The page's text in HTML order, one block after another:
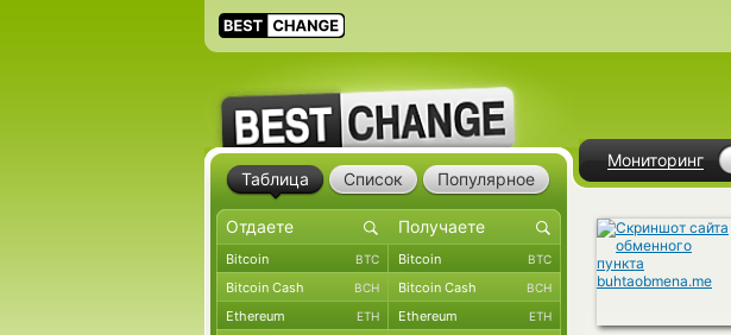
Мониторинг
Таблица Список Популярное
Bitcoin BTC Bitcoin BTC
Bitcoin Cash BCH Bitcoin Cash BCH
Ethereum ETH Ethereum ETH